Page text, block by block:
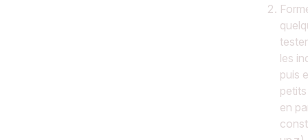
les
puis
en